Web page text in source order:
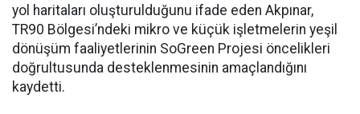
yol haritaları oluşturulduğunu ifade eden Akpınar,
TR90 Bölgesi’ndeki mikro ve küçük işletmelerin yeşil
dönüşüm faaliyetlerinin SoGreen Projesi öncelikleri
doğrultusunda desteklenmesinin amaçlandığını
kaydetti.